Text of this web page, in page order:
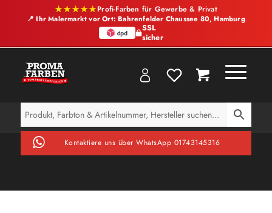
★★★★★Profi-Farben für Gewerbe & Privat
📍 Ihr Malermarkt vor Ort: Bahrenfelder Chaussee 80, Hamburg
SSL
sicher
Kontaktiere uns über WhatsApp 01743145316